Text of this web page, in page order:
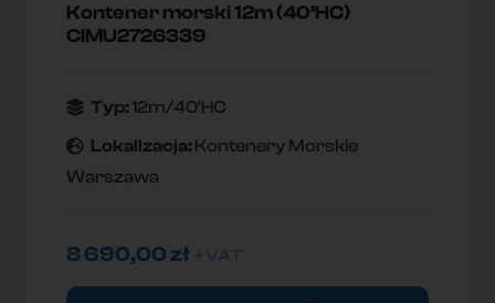
Kontener morski 12m (40’HC)
CIMU2726339
Typ:12m/40'HC
Lokallzacja: Kontenery Morskie
Warszawa
8 690,00zł